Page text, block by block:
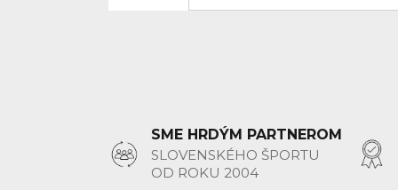
SME HRDÝM PARTNEROM
SLOVENSKÉHO ŠPORTU
OD ROKU 2004